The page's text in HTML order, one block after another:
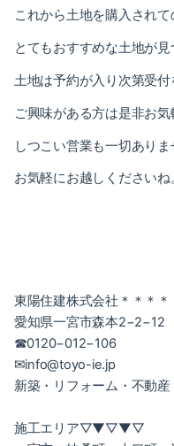
これから土地を購入され
とてもおすすめな土地が見
土地は予約が入り次第受付
ご興味がある方は是非お気
しつこい営業も一切ありま
お気軽にお越しくださいね
東陽住建株式会社＊＊＊＊
愛知県一宮市森本2−2−12
☎︎0120−012−106
✉︎info@toyo-ie.jp
新築・リフォーム・不動産
施工エリア▽▼▽▼▽